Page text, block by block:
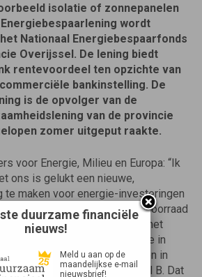
isolatie of zonnepanelen
Energiebespaarlening wordt
Nationaal Energiebespaarfonds
Overijssel. De lening biedt
rentevoordeel ten opzichte van
bankinstelling. De
is de opvolger van de
van de provincie
zomer uitgeput raakte.
voor Energie, Milieu en Europa: “Ik
ons is gelukt een nieuwe,
te maken voor energie-investeringen
van de woningvoorraad
enorme bijdrage leveren aan het
20% nieuwe energie in
wij 45% van de koopwoningen in
tot minstens energielabel B. Dat
duurzame financiële
nieuws!
Meld u aan op de
maandelijkse e-mail
nieuwsbrief!